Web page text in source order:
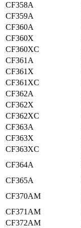
CF358A
CF359A
CF360A
CF360X
CF360XC
CF361A
CF361X
CF361XC
CF362A
CF362X
CF362XC
CF363A
CF363X
CF363XC
CF364A
CF365A
CF370AM
CF371AM
CF372AM